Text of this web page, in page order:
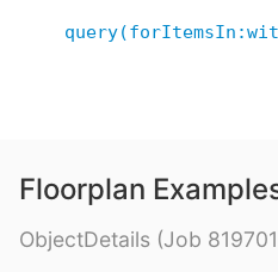
Floorplan
ObjectDetails (Job